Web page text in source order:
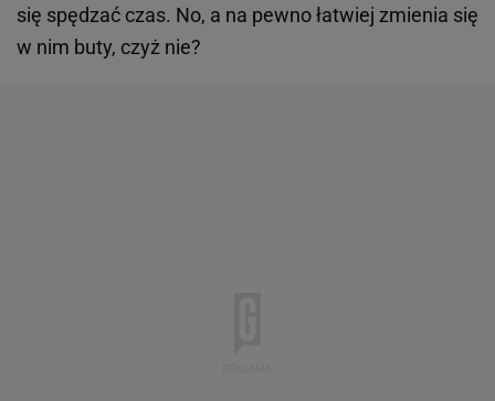
się spędzać czas. No, a na pewno łatwiej zmienia się
w nim buty, czyż nie?